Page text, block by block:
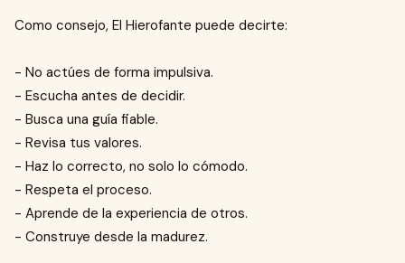
Como consejo, El Hierofante puede decirte:
- No actúes de forma impulsiva.
- Escucha antes de decidir.
- Busca una guía fiable.
- Revisa tus valores.
- Haz lo correcto, no solo lo cómodo.
- Respeta el proceso.
- Aprende de la experiencia de otros.
- Construye desde la madurez.